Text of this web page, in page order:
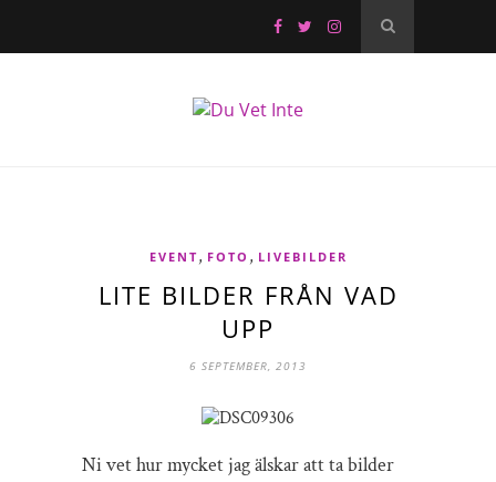
EVENT, FOTO , LIVEBILDER
LITE BILDER FRÅN VAD
UPP
6 SEPTEMBER, 2013
Ni vet hur mycket jag älskar att ta bilder